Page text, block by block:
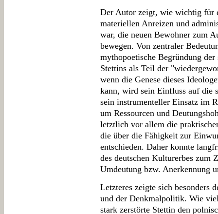
Der Autor zeigt, wie wichtig für
materiellen Anreizen und
war, die neuen Bewohner zum
bewegen. Von zentraler
mythopoetische Begründung
Stettins als Teil der
wenn die Genese dieses
kann, wird sein Einfluss auf die
sein instrumenteller Einsatz im
um Ressourcen und
letztlich vor allem die
die über die Fähigkeit zur
entschieden. Daher konnte
des deutschen Kulturerbes zum
Umdeutung bzw. Anerkennung
Letzteres zeigte sich besonders
und der Denkmalpolitik. Wie
stark zerstörte Stettin den